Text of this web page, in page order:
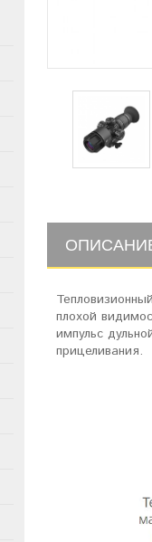
плохой
импульс
прицеливания.